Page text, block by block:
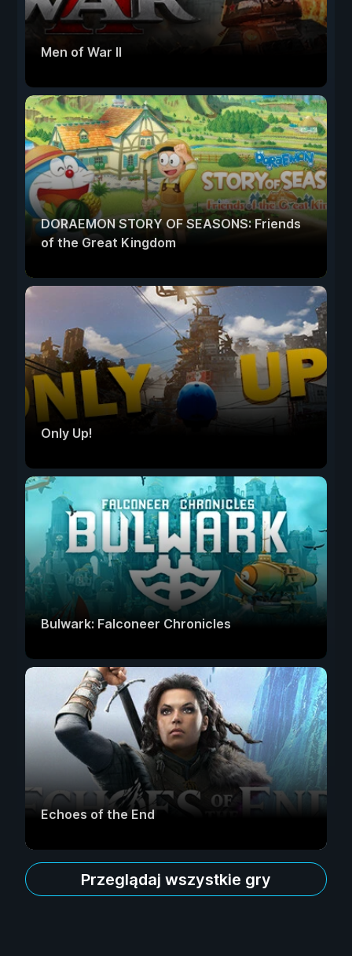
Men of War II
DORAEMON STORY OF SEASONS: Friends
of the Great Kingdom
Only Up!
Bulwark: Falconeer Chronicles
Echoes of the End
Przeglądaj wszystkie gry